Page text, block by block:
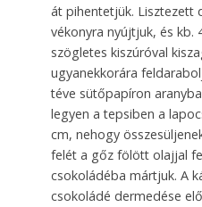
át pihentetjük. Lisztezett
vékonyra nyújtjuk, és kb.
szögletes kiszúróval
ugyanekkorára
téve sütőpapíron
legyen a tepsiben a
cm, nehogy
felét a gőz fölött olajjal
csokoládéba mártjuk. A
csokoládé dermedése